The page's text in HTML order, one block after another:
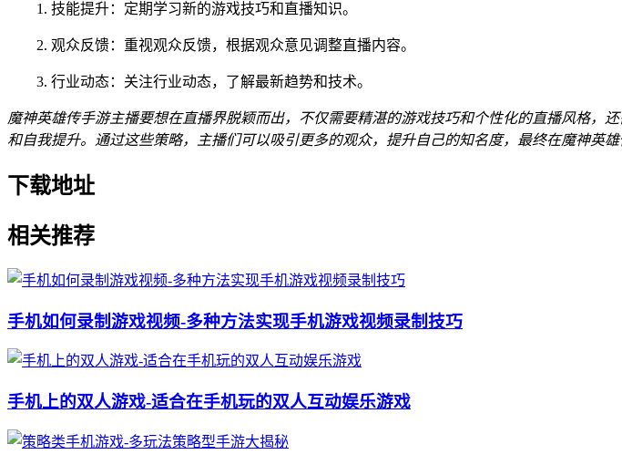
1. 技能提升：定期学习新的游戏技巧和直播知识。
2. 观众反馈：重视观众反馈，根据观众意见调整直播内容。
3. 行业动态：关注行业动态，了解最新趋势和技术。
魔神英雄传手游主播要想在直播界脱颖而出，不仅需要精湛的游戏技巧和个性化的直播风格
和自我提升。通过这些策略，主播们可以吸引更多的观众，提升自己的知名度，最终在魔神英雄
下载地址
相关推荐
手机如何录制游戏视频-多种方法实现手机游戏视频录制技巧
手机上的双人游戏-适合在手机玩的双人互动娱乐游戏